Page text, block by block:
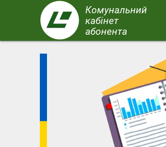
вмісту
Комунальний
кабінет
абонента